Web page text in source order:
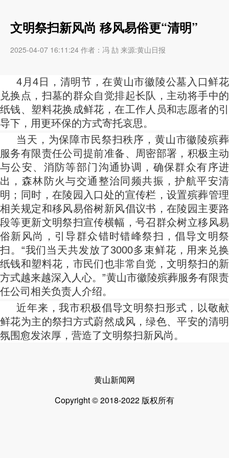
文明祭扫新风尚 移风易俗更“清明”
2025-04-07 16:11:24 作者：冯 劼 来源:黄山日报
4月4日，清明节，在黄山市徽陵公墓入口鲜花
兑换点，扫墓的群众自觉排起长队，主动将手中的
纸钱、塑料花换成鲜花，在工作人员和志愿者的引
导下，用更环保的方式寄托哀思。
当天，为保障市民祭扫秩序，黄山市徽陵殡葬
服务有限责任公司提前准备、周密部署，积极主动
与公安、消防等部门沟通协调，确保群众有序进
出，森林防火与交通整治同频共振，护航平安清
明；同时，在陵园入口处的宣传栏，设置殡葬管理
相关规定和移风易俗树新风倡议书，在陵园主要路
段等更新文明祭扫宣传横幅，号召群众树立移风易
俗新风尚，引导群众错时错峰祭扫，倡导文明祭
扫。“我们当天共发放了3000多束鲜花，用来兑换
纸钱和塑料花，市民们也非常自觉，文明祭扫的新
方式越来越深入人心。”黄山市徽陵殡葬服务有限责
任公司相关负责人介绍。
近年来，我市积极倡导文明祭扫形式，以敬献
鲜花为主的祭扫方式蔚然成风，绿色、平安的清明
氛围愈发浓厚，营造了文明祭扫新风尚。
黄山新闻网
Copyright © 2018-2022 版权所有